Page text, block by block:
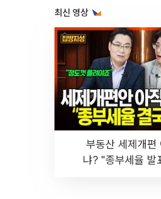
최신 영상
부동산 세제개편
냐? "종부세율 발